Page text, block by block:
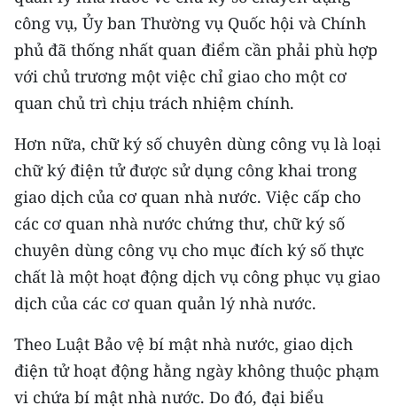
công vụ, Ủy ban Thường vụ Quốc hội và Chính
phủ đã thống nhất quan điểm cần phải phù hợp
với chủ trương một việc chỉ giao cho một cơ
quan chủ trì chịu trách nhiệm chính.
Hơn nữa, chữ ký số chuyên dùng công vụ là loại
chữ ký điện tử được sử dụng công khai trong
giao dịch của cơ quan nhà nước. Việc cấp cho
các cơ quan nhà nước chứng thư, chữ ký số
chuyên dùng công vụ cho mục đích ký số thực
chất là một hoạt động dịch vụ công phục vụ giao
dịch của các cơ quan quản lý nhà nước.
Theo Luật Bảo vệ bí mật nhà nước, giao dịch
điện tử hoạt động hằng ngày không thuộc phạm
vi chứa bí mật nhà nước. Do đó, đại biểu